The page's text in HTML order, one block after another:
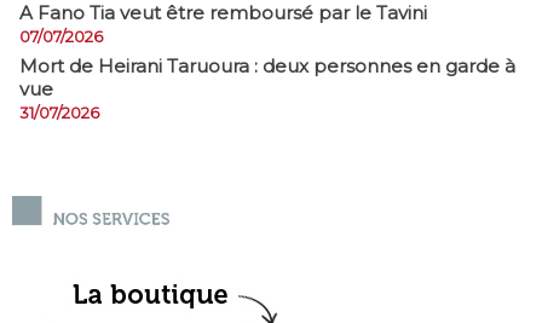
A Fano Tia veut être remboursé par le Tavini
07/07/2026
Mort de Heirani Taruoura : deux personnes en garde à
vue
31/07/2026